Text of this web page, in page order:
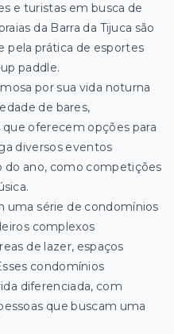
e turistas em busca de
da Barra da Tijuca são
pela prática de esportes
paddle.
por sua vida noturna
de bares,
oferecem opções para
diversos eventos
do ano, como competições
uma série de condomínios
complexos
de lazer, espaços
condomínios
diferenciada, com
que buscam uma